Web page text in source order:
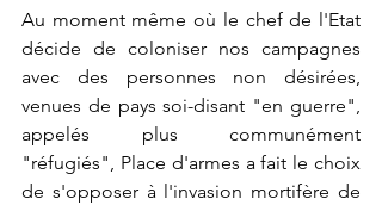
Au moment même où le chef de l'Etat
décide de coloniser nos campagnes
avec des personnes non désirées,
venues de pays soi-disant "en guerre",
appelés plus communément
"réfugiés", Place d'armes a fait le choix
de s'opposer à l'invasion mortifère de